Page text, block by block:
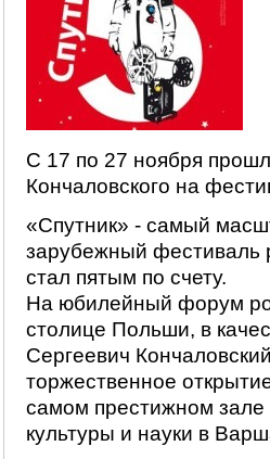
С 17 по 27 ноября
Кончаловского на
«Спутник» - самый
зарубежный фестиваль
стал пятым по счету.
На юбилейный форум
столице Польши, в
Сергеевич
торжественное
самом престижном
культуры и науки в